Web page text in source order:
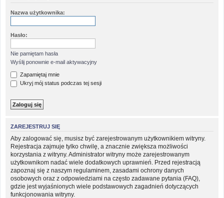
Nazwa użytkownika:
Hasło:
Nie pamiętam hasła
Wyślij ponownie e-mail aktywacyjny
Zapamiętaj mnie
Ukryj mój status podczas tej sesji
ZAREJESTRUJ SIĘ
Aby zalogować się, musisz być zarejestrowanym użytkownikiem witryny.
Rejestracja zajmuje tylko chwilę, a znacznie zwiększa możliwości
korzystania z witryny. Administrator witryny może zarejestrowanym
użytkownikom nadać wiele dodatkowych uprawnień. Przed rejestracją
zapoznaj się z naszym regulaminem, zasadami ochrony danych
osobowych oraz z odpowiedziami na często zadawane pytania (FAQ),
gdzie jest wyjaśnionych wiele podstawowych zagadnień dotyczących
funkcjonowania witryny.